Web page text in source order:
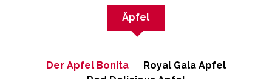
Der Apfel Bonita
Royal Gala Apfel
Äpfel